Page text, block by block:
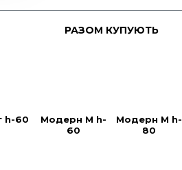
РАЗОМ КУПУЮТЬ
h-60
Модерн М h-
60
Модерн М h-
80